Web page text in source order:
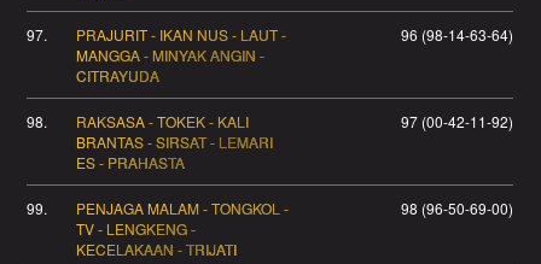
97.
PRAJURIT - IKAN NUS - LAUT -
MANGGA - MINYAK ANGIN -
CITRAYUDA
96 (98-14-63-64)
98.
RAKSASA - TOKEK - KALI
BRANTAS - SIRSAT - LEMARI
ES - PRAHASTA
97 (00-42-11-92)
99.
PENJAGA MALAM - TONGKOL -
TV - LENGKENG -
KECELAKAAN - TRIJATI
98 (96-50-69-00)